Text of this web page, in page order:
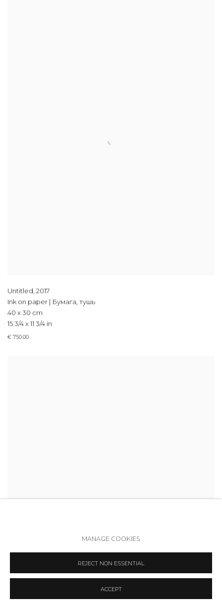
Untitled, 2017
Ink on paper | Бумага, тушь
40 x 30 cm
15 3/4 x 11 3/4 in
€ 750.00
MANAGE COOKIES
REJECT NON ESSENTIAL
ACCEPT